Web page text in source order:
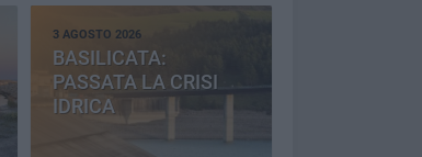
3 AGOSTO 2026
BASILICATA:
PASSATA LA CRISI
IDRICA